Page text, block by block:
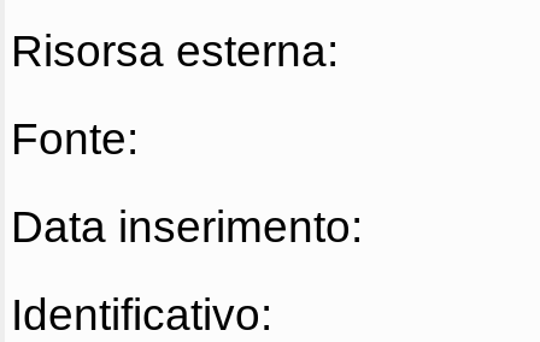
Risorsa esterna:
Fonte:
Data inserimento:
Identificativo: